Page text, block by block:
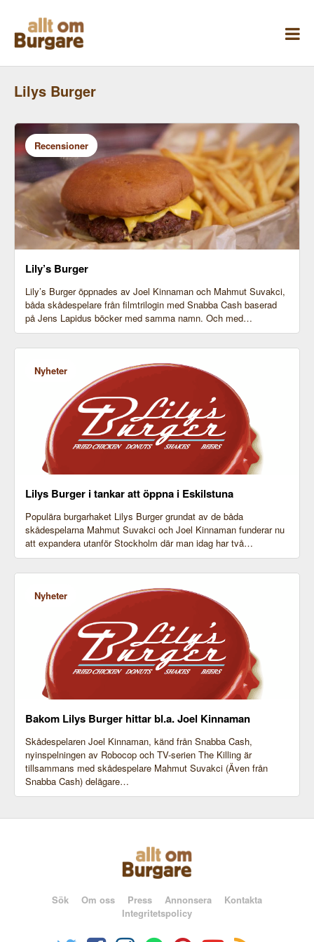
innehåll
Lilys Burger
Recensioner
Lily’s Burger
Lily’s Burger öppnades av Joel Kinnaman och Mahmut Suvakci,
båda skådespelare från filmtrilogin med Snabba Cash baserad
på Jens Lapidus böcker med samma namn. Och med…
Nyheter
Lilys Burger i tankar att öppna i Eskilstuna
Populära burgarhaket Lilys Burger grundat av de båda
skådespelarna Mahmut Suvakci och Joel Kinnaman funderar nu
att expandera utanför Stockholm där man idag har två…
Nyheter
Bakom Lilys Burger hittar bl.a. Joel Kinnaman
Skådespelaren Joel Kinnaman, känd från Snabba Cash,
nyinspelningen av Robocop och TV-serien The Killing är
tillsammans med skådespelare Mahmut Suvakci (Även från
Snabba Cash) delägare…
Sök Om oss Press Annonsera
Kontakta
Integritetspolicy